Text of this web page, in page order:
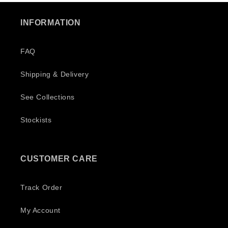
weiterhin Caps bis ... Kaufen!
INFORMATION
FAQ
Shipping & Delivery
See Collections
Stockists
CUSTOMER CARE
Track Order
My Account